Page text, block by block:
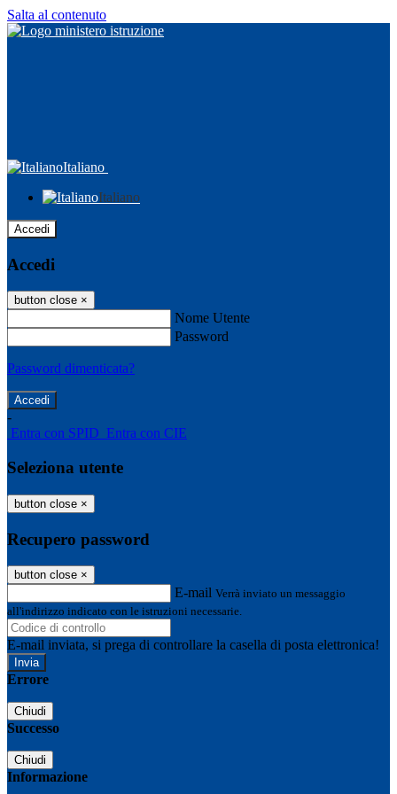
Salta al contenuto
Italiano
Italiano
Accedi
Accedi
button close ×
Nome Utente
Password
Password dimenticata?
-
Entra con SPID Entra con CIE
Seleziona utente
button close ×
Recupero password
button close ×
E-mail Verrà inviato un messaggio
all'indirizzo indicato con le istruzioni necessarie.
E-mail inviata, si prega di controllare la casella di posta elettronica!
Errore
Chiudi
Successo
Chiudi
Informazione